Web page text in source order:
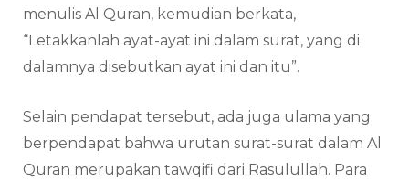
menulis Al Quran, kemudian berkata,
“Letakkanlah ayat-ayat ini dalam surat, yang di
dalamnya disebutkan ayat ini dan itu”.
Selain pendapat tersebut, ada juga ulama yang
berpendapat bahwa urutan surat-surat dalam Al
Quran merupakan tawqifi dari Rasulullah. Para